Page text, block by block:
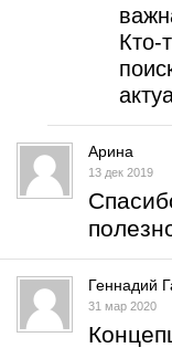
Кто-
Арина
13 дек 2019
Геннадий
31 мар 2020